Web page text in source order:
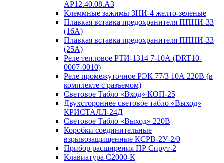
АP12.40.08.A3
Клеммные зажимы ЗНИ-4 желто-зеленые
Плавкая вставка предохранителя ППНИ-33
(16А)
Плавкая вставка предохранителя ППНИ-33
(25А)
Реле тепловое РТИ-1314 7-10А (DRT10-
0007-0010)
Реле промежуточное РЭК 77/3 10А 220В (в
комплекте с разъемом)
Световое Табло «Вход» КОП-25
Двухстороннее световое табло «Выход»
КРИСТАЛЛ-24Д
Световое Табло «Выход» 220В
Коробки соединительные
взрывозащищенные КСРВ-2У-2/0
Прибор расширения ПР Спрут-2
Клавиатура С2000-К